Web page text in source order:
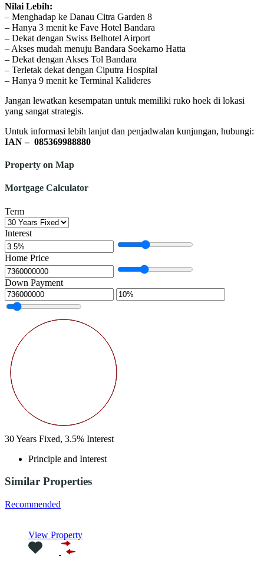
Nilai Lebih:
– Menghadap ke Danau Citra Garden 8
– Hanya 3 menit ke Fave Hotel Bandara
– Dekat dengan Swiss Belhotel Airport
– Akses mudah menuju Bandara Soekarno Hatta
– Dekat dengan Akses Tol Bandara
– Terletak dekat dengan Ciputra Hospital
– Hanya 9 menit ke Terminal Kalideres
Jangan lewatkan kesempatan untuk memiliki ruko hoek di lokasi
yang sangat strategis.
Untuk informasi lebih lanjut dan penjadwalan kunjungan, hubungi:
IAN – 085369988880
Property on Map
Mortgage Calculator
Term
Interest
Home Price
Down Payment
30Years Fixed, 3.5% Interest
Principle and Interest
Similar Properties
Recommended
View Property